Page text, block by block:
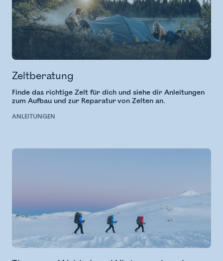
Zeltberatung
Finde das richtige Zelt für dich und siehe dir Anleitungen
zum Aufbau und zur Reparatur von Zelten an.
ANLEITUNGEN